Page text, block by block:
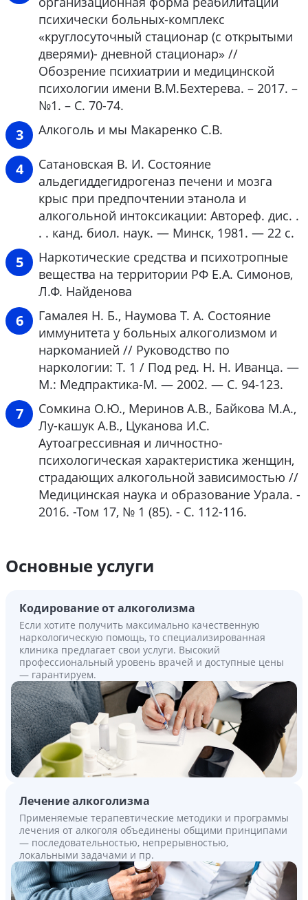
психически больных-комплекс
«круглосуточный стационар (с открытыми
дверями)- дневной стационар» //
Обозрение психиатрии и медицинской
психологии имени В.М.Бехтерева. – 2017. –
№1. – С. 70-74.
Алкоголь и мы Макаренко С.В.
Сатановская В. И. Состояние
альдегиддегидрогеназ печени и мозга
крыс при предпочтении этанола и
алкогольной интоксикации: Автореф. дис. .
. . канд. биол. наук. — Минск, 1981. — 22 с.
Наркотические средства и психотропные
вещества на территории РФ Е.А. Симонов,
Л.Ф. Найденова
Гамалея Н. Б., Наумова Т. А. Состояние
иммунитета у больных алкоголизмом и
наркоманией // Руководство по
наркологии: Т. 1 / Под ред. Н. Н. Иванца. —
М.: Медпрактика-М. — 2002. — С. 94-123.
Сомкина О.Ю., Меринов А.В., Байкова М.А.,
Лу-кашук А.В., Цуканова И.С.
Аутоагрессивная и личностно-
психологическая характеристика женщин,
страдающих алкогольной зависимостью //
Медицинская наука и образование Урала. -
2016. -Том 17, № 1 (85). - С. 112-116.
Основные услуги
Кодирование от алкоголизма
Если хотите получить максимально качественную
наркологическую помощь, то специализированная
клиника предлагает свои услуги. Высокий
профессиональный уровень врачей и доступные цены
— гарантируем.
Лечение алкоголизма
Применяемые терапевтические методики и программы
лечения от алкоголя объединены общими принципами
— последовательностью, непрерывностью,
локальными задачами и пр.